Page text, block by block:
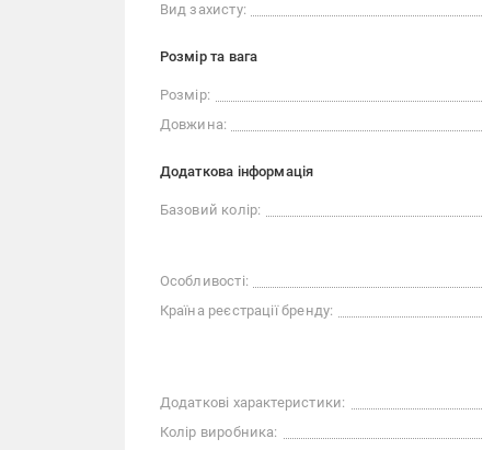
Вид захисту:
Розмір та вага
Розмір:
Довжина:
Додаткова інформація
Базовий колір:
Особливості:
Країна реєстрації бренду:
Додаткові характеристики:
Колір виробника: